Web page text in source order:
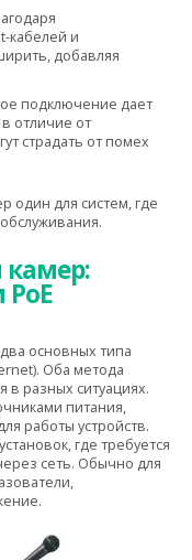
кабелей и
добавляя
подключение дает
отличие от
страдать от помех
один для систем, где
основных типа
Оба метода
разных ситуациях.
питания,
работы устройств.
где требуется
сеть. Обычно для